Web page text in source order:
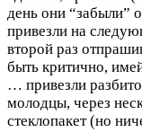
день они “забыли”
привезли на
второй раз
быть критично,
… привезли
молодцы, через
стеклопакет (но